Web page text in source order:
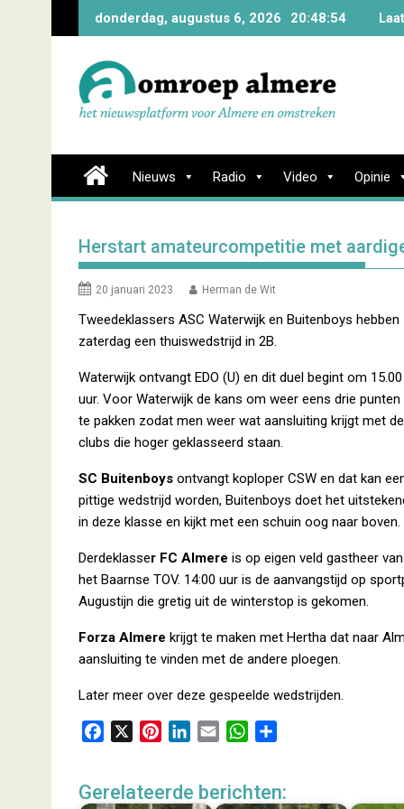
donderdag, augustus 6, 2026 20:48:55
Nieuws Radio Video Opinie
Herstart amateurcompetitie met
20 januari 2023 Herman de Wit
Tweedeklassers ASC Waterwijk en Buitenboys hebben
zaterdag een thuiswedstrijd in 2B.
Waterwijk ontvangt EDO (U) en dit duel begint om 15.00
uur. Voor Waterwijk de kans om weer eens drie punten
te pakken zodat men weer wat aansluiting krijgt met de
clubs die hoger geklasseerd staan.
SC Buitenboys ontvangt koploper CSW en dat kan
pittige wedstrijd worden, Buitenboys doet het
in deze klasse en kijkt met een schuin oog naar boven.
Derdeklasser FC Almere is op eigen veld gastheer van
het Baarnse TOV. 14:00 uur is de aanvangstijd op
Augustijn die gretig uit de winterstop is gekomen.
Forza Almere krijgt te maken met Hertha dat naar
aansluiting te vinden met de andere ploegen.
Later meer over deze gespeelde wedstrijden.
e
t
k
i
W
t
e
Gerelateerde berichten: